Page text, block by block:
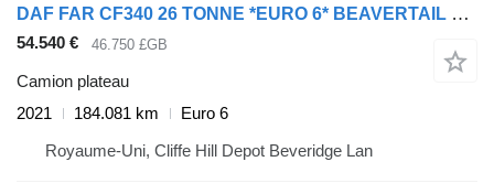
DAF FAR CF340 26 TONNE *EURO 6* BEAVERTAIL 2021 – PN71 GJZ
54.540 € 46.750 £GB
Camion plateau
2021
184.081 km
Euro 6
Royaume-Uni, Cliffe Hill Depot Beveridge Lan